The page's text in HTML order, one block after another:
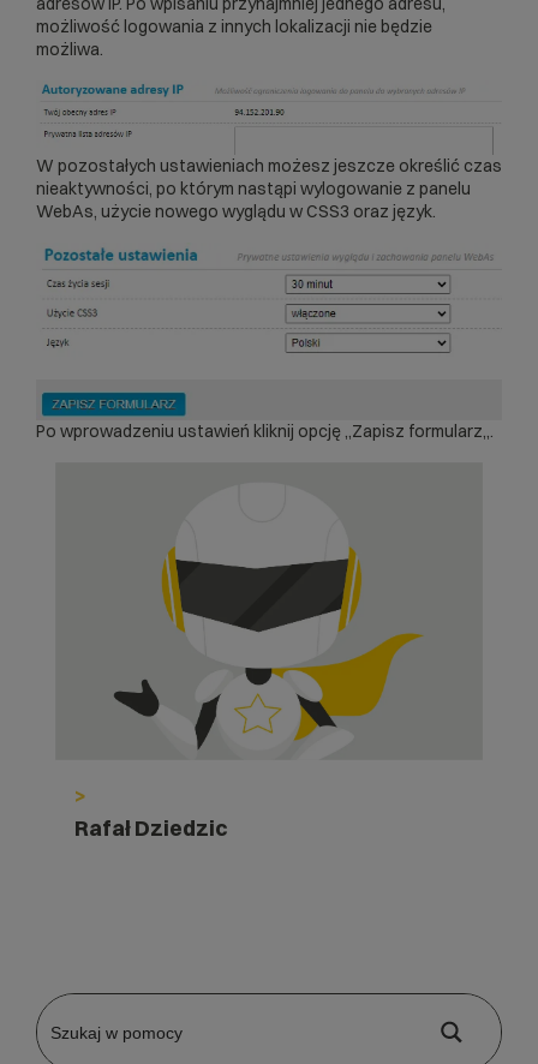
możliwość logowania z innych lokalizacji nie będzie
możliwa.
W pozostałych ustawieniach możesz jeszcze określić czas
nieaktywności, po którym nastąpi wylogowanie z panelu
WebAs, użycie nowego wyglądu w CSS3 oraz język.
Po wprowadzeniu ustawień kliknij opcję „Zapisz formularz„.
>
Rafał Dziedzic